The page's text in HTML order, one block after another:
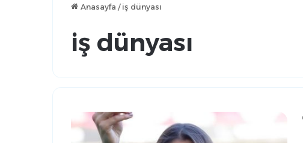
Anasayfa / iş dünyası
iş dünyası